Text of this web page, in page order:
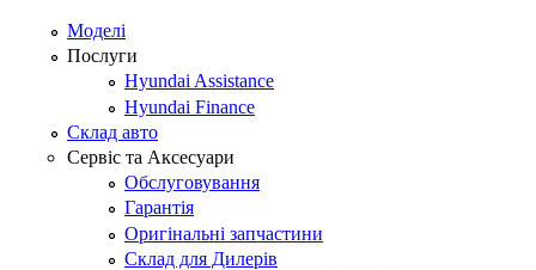
Моделі
Послуги
Hyundai Assistance
Hyundai Finance
Склад авто
Сервіс та Аксесуари
Обслуговування
Гарантія
Оригінальні запчастини
Склад для Дилерів